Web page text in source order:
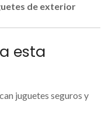
de exterior
esta
juguetes seguros y